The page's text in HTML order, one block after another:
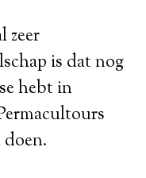
zeer
is dat nog
hebt in
doen.